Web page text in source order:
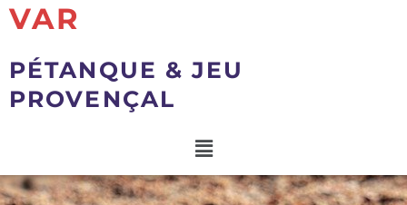
VAR
PÉTANQUE & JEU
PROVENÇAL